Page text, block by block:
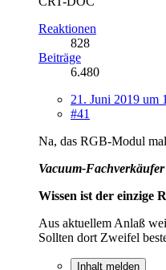
Reaktionen
828
Beiträge
6.480
21. Juni 2019 um
#41
Na, das RGB-Modul
Vacuum-Fachverkäufer
Wissen ist der einzige
Aus aktuellem Anlaß
Sollten dort Zweifel
Inhalt melden